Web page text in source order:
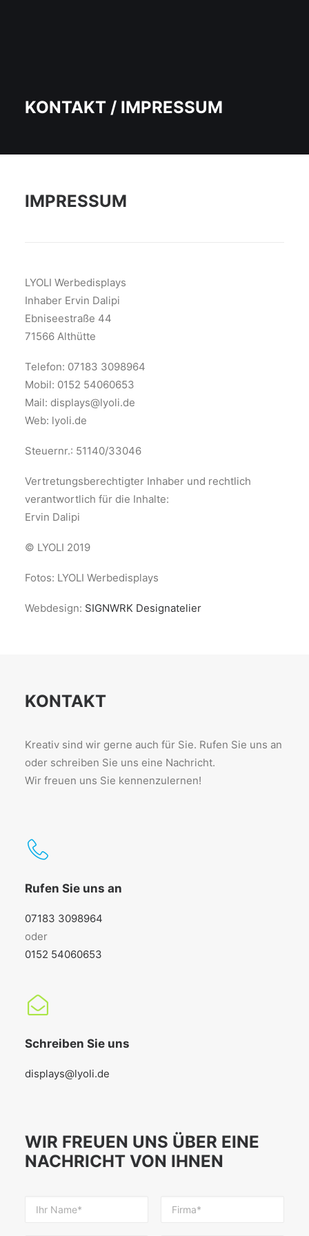
KONTAKT / IMPRESSUM
IMPRESSUM
LYOLI Werbedisplays
Inhaber Ervin Dalipi
Ebniseestraße 44
71566 Althütte
Telefon: 07183 3098964
Mobil: 0152 54060653
Mail: displays@lyoli.de
Web: lyoli.de
Steuernr.: 51140/33046
Vertretungsberechtigter Inhaber und rechtlich
verantwortlich für die Inhalte:
Ervin Dalipi
© LYOLI 2019
Fotos: LYOLI Werbedisplays
Webdesign: SIGNWRK Designatelier
KONTAKT
Kreativ sind wir gerne auch für Sie. Rufen Sie uns an
oder schreiben Sie uns eine Nachricht.
Wir freuen uns Sie kennenzulernen!
Rufen Sie uns an
07183 3098964
oder
0152 54060653
Schreiben Sie uns
displays@lyoli.de
WIR FREUEN UNS ÜBER EINE
NACHRICHT VON IHNEN